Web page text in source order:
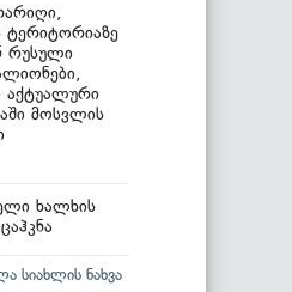
რუსული
აქტუალური
მოსვლის
ხალხის
სიახლის ნახვა